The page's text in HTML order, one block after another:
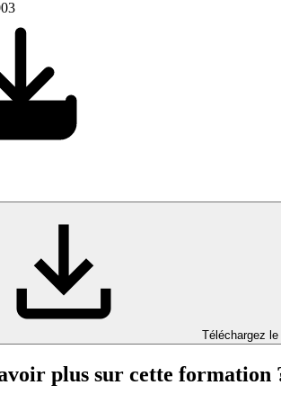
Téléchargez le
plus sur cette formation